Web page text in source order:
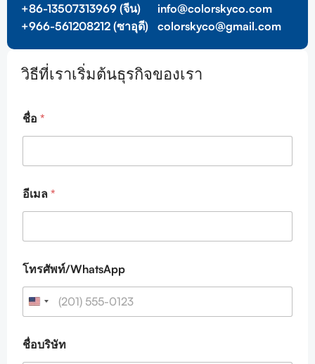
+86-13507313969 (จีน)
+966-561208212 (ซาอุดี)
info@colorskyco.com
colorskyco@gmail.com
วิธีที่เราเริ่มต้นธุรกิจของเรา
ข้
อ
ค
ชื่
อ
E
a
l
ชื่อ *
อีเมล *
โทรศัพท์/WhatsApp
ชื่อบริษัท